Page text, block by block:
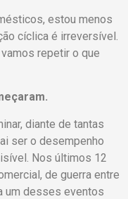
estou menos
cíclica é irreversível.
repetir o que
diante de tantas
ser o desempenho
Nos últimos 12
de guerra entre
um desses eventos